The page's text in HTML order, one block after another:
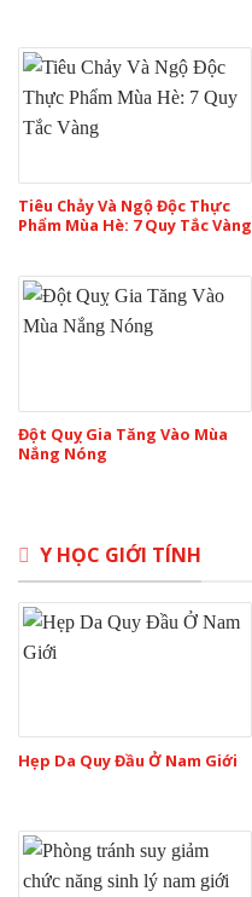
Tiêu Chảy Và Ngộ Độc Thực
Phẩm Mùa Hè: 7 Quy Tắc Vàng
Đột Quỵ Gia Tăng Vào Mùa
Nắng Nóng
Y HỌC GIỚI TÍNH
Hẹp Da Quy Đầu Ở Nam Giới